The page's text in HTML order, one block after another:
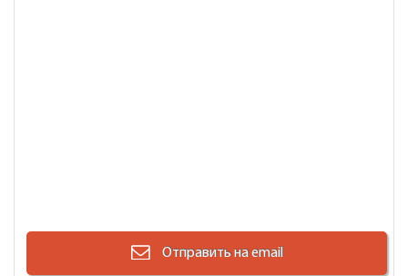
Отправить на email